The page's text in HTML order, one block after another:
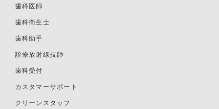
歯科医師
歯科衛生士
歯科助手
診療放射線技師
歯科受付
カスタマーサポート
クリーンスタッフ